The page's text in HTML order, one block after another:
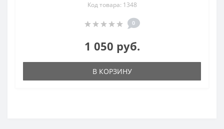
Код товара: 1348
0
1 050 руб.
В КОРЗИНУ